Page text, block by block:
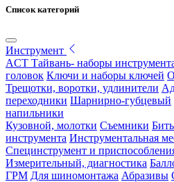
Список категорий
Инструмент
ACT Тайвань- наборы
головок Ключи и наборы ключей
Трещотки, воротки, удлинители
переходники Шарнирно-губцевый
напильники
Кузовной, молотки Съемники
инструмента Инструментальная
Специнструмент и
Измерительный, диагностика
ГРМ Для шиномонтажа Абразивы